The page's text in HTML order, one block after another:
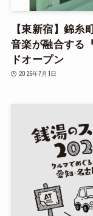
【東新宿】錦糸
音楽が融合する
ドオープン
2026年7月1日